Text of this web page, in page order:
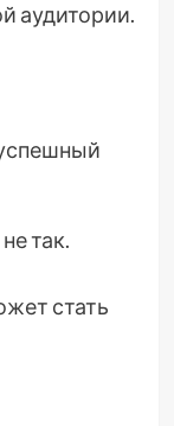
аудитории.
так.
стать